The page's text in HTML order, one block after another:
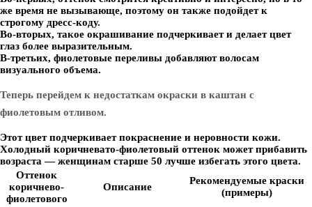
же время не вызывающе, поэтому он также подойдет к
строгому дресс-коду.
Во-вторых, такое окрашивание подчеркивает и делает цвет
глаз более выразительным.
В-третьих, фиолетовые переливы добавляют волосам
визуального объема.
Теперь перейдем к недостаткам окраски в каштан с
фиолетовым отливом.
Этот цвет подчеркивает покраснение и неровности кожи.
Холодный коричневато-фиолетовый оттенок может прибавить
возраста — женщинам старше 50 лучше избегать этого цвета.
Оттенок
коричнево-
фиолетового
Описание
Рекомендуемые краски
(примеры)